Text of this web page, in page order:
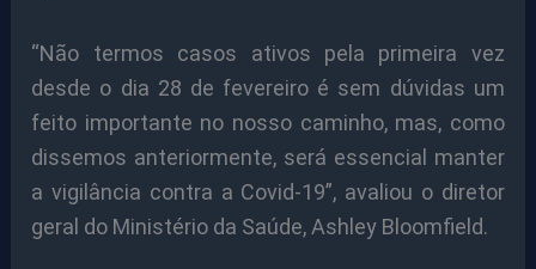
“Não termos casos ativos pela primeira vez
desde o dia 28 de fevereiro é sem dúvidas um
feito importante no nosso caminho, mas, como
dissemos anteriormente, será essencial manter
a vigilância contra a Covid-19”, avaliou o diretor
geral do Ministério da Saúde, Ashley Bloomfield.